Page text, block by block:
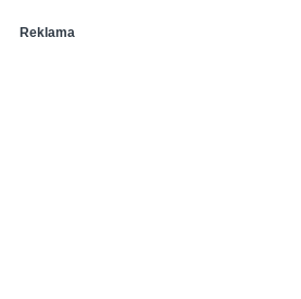
Reklama